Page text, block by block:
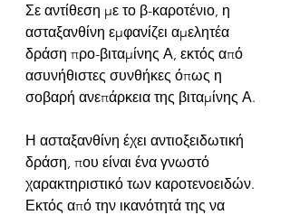
Σε αντίθεση με το β-καροτένιο, η
ασταξανθίνη εμφανίζει αμελητέα
δράση προ-βιταμίνης Α, εκτός από
ασυνήθιστες συνθήκες όπως η
σοβαρή ανεπάρκεια της βιταμίνης Α.
Η ασταξανθίνη έχει αντιοξειδωτική
δράση, που είναι ένα γνωστό
χαρακτηριστικό των καροτενοειδών.
Εκτός από την ικανότητά της να